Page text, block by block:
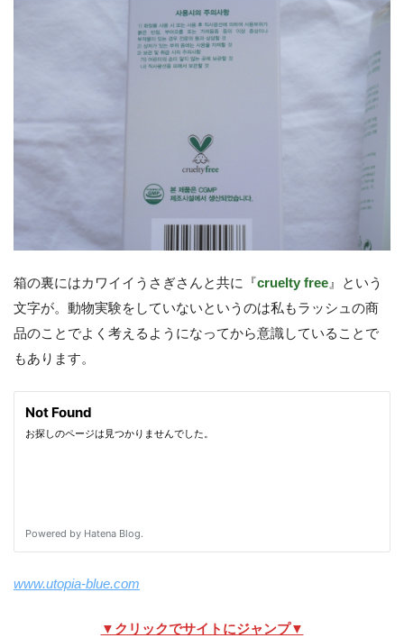
箱の裏にはカワイイうさぎさんと共に『cruelty free 』という
文字が。動物実験をしていないというのは私もラッシュの商
品のことでよく考えるようになってから意識していることで
もあります。
www.utopia-blue.com
▼クリックでサイトにジャンプ▼